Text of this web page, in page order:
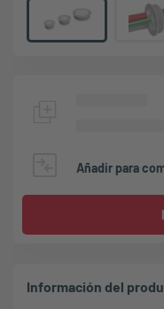
Añadir para
Información del